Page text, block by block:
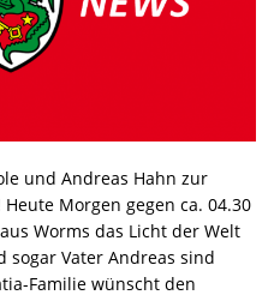
und Andreas Hahn zur
Morgen gegen ca. 04.30
Worms das Licht der Welt
Vater Andreas sind
Familie wünscht den